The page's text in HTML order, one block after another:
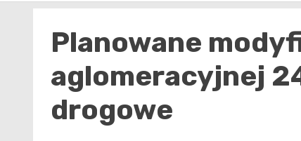
Planowane
aglomeracyjnej
drogowe